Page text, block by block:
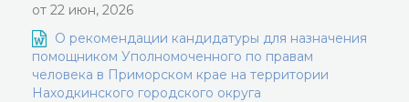
от 22 июн, 2026
О рекомендации кандидатуры для назначения
помощником Уполномоченного по правам
человека в Приморском крае на территории
Находкинского городского округа